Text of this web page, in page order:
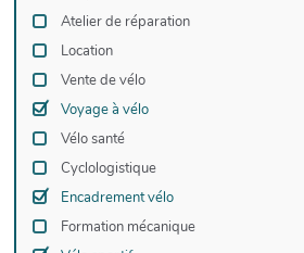
Atelier de réparation
Location
Vente de vélo
Voyage à vélo
Vélo santé
Cyclologistique
Encadrement vélo
Formation mécanique